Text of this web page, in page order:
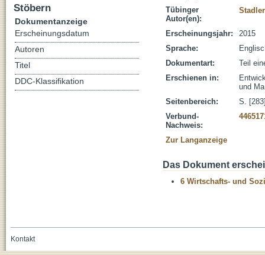
Tübinger
Autor(en):
Erscheinungsjahr:
2015
Sprache:
Dokumentart:
Teil
Erschienen in:
und
Seitenbereich:
S.
Verbund-
Nachweis:
Zur Langanzeige
Das Dokument
6 Wirtschafts- und
Stöbern
Dokumentanzeige
Erscheinungsdatum
Autoren
Titel
DDC-Klassifikation
Kontakt